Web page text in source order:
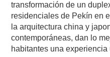
transformación de un
residenciales de Pekín en
la arquitectura china y
contemporáneas, dan lo
habitantes una experiencia